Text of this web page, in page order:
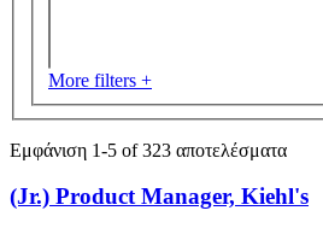
More filters +
Εμφάνιση 1-5 of323 αποτελέσματα
(Jr.) Product Manager, Kiehl's